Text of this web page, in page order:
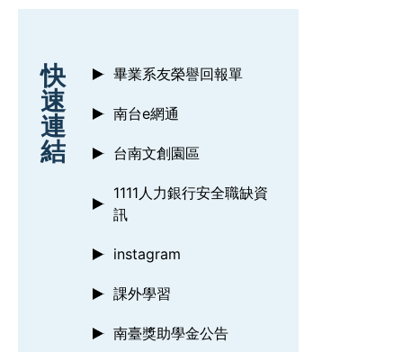
:::
快
速
連
結
畢業系友榮譽回報單
南台e網通
台南文創園區
1111人力銀行安全職缺資
訊
instagram
課外學習
南臺獎助學金公告